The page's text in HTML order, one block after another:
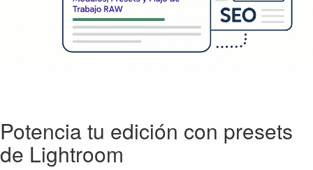
Potencia tu edición con presets
de Lightroom